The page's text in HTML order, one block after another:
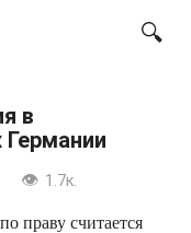
в
Германии
1.7к.
праву считается